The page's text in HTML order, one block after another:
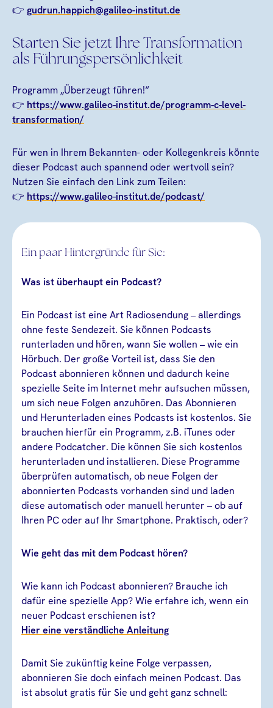
👉 gudrun.happich@galileo-institut.de
Starten Sie jetzt Ihre Transformation
als Führungspersönlichkeit
Programm „Überzeugt führen!“
👉 https://www.galileo-institut.de/programm-c-level-
transformation/
Für wen in Ihrem Bekannten- oder Kollegenkreis könnte
dieser Podcast auch spannend oder wertvoll sein?
Nutzen Sie einfach den Link zum Teilen:
👉 https://www.galileo-institut.de/podcast/
Ein paar Hintergründe für Sie:
Was ist überhaupt ein Podcast?
Ein Podcast ist eine Art Radiosendung – allerdings
ohne feste Sendezeit. Sie können Podcasts
runterladen und hören, wann Sie wollen – wie ein
Hörbuch. Der große Vorteil ist, dass Sie den
Podcast abonnieren können und dadurch keine
spezielle Seite im Internet mehr aufsuchen müssen,
um sich neue Folgen anzuhören. Das Abonnieren
und Herunterladen eines Podcasts ist kostenlos. Sie
brauchen hierfür ein Programm, z.B. iTunes oder
andere Podcatcher. Die können Sie sich kostenlos
herunterladen und installieren. Diese Programme
überprüfen automatisch, ob neue Folgen der
abonnierten Podcasts vorhanden sind und laden
diese automatisch oder manuell herunter – ob auf
Ihren PC oder auf Ihr Smartphone. Praktisch, oder?
Wie geht das mit dem Podcast hören?
Wie kann ich Podcast abonnieren? Brauche ich
dafür eine spezielle App? Wie erfahre ich, wenn ein
neuer Podcast erschienen ist?
Hier eine verständliche Anleitung
Damit Sie zukünftig keine Folge verpassen,
abonnieren Sie doch einfach meinen Podcast. Das
ist absolut gratis für Sie und geht ganz schnell: